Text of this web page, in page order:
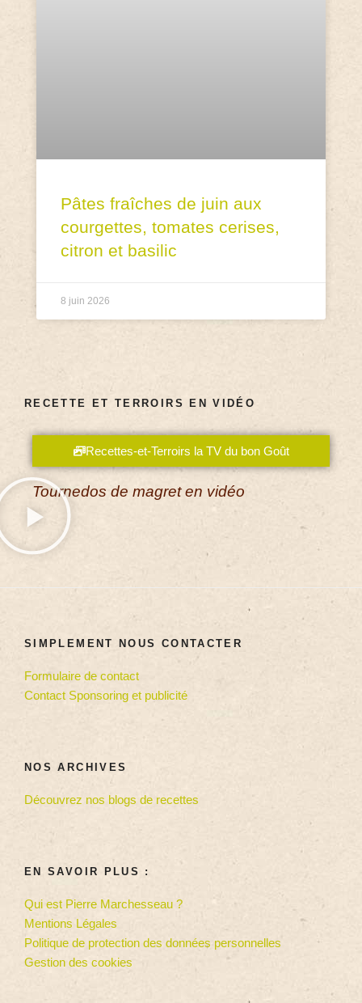
Pâtes fraîches de juin aux
courgettes, tomates cerises,
citron et basilic
8 juin 2026
RECETTE ET TERROIRS EN VIDÉO
Recettes-et-Terroirs la TV du bon Goût
Tournedos de magret en vidéo
SIMPLEMENT NOUS CONTACTER
Formulaire de contact
Contact Sponsoring et publicité
NOS ARCHIVES
Découvrez nos blogs de recettes
EN SAVOIR PLUS :
Qui est Pierre Marchesseau ?
Mentions Légales
Politique de protection des données personnelles
Gestion des cookies